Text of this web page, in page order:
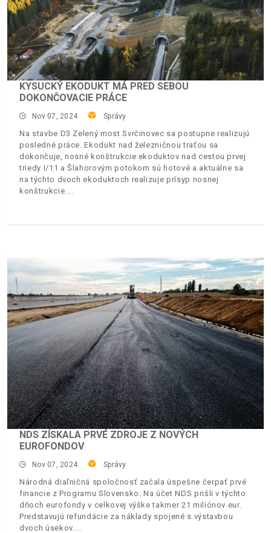
KYSUCKÝ EKODUKT MÁ PRED SEBOU
DOKONČOVACIE PRÁCE
Nov 07, 2024 Správy
Na stavbe D3 Zelený most Svrčinovec sa postupne realizujú
posledné práce. Ekodukt nad železničnou traťou sa
dokončuje, nosné konštrukcie ekoduktov nad cestou prvej
triedy I/11 a Šlahorovým potokom sú hotové a aktuálne sa
na týchto dvoch ekoduktoch realizuje prísyp nosnej
konštrukcie.
NDS ZÍSKALA PRVÉ ZDROJE Z NOVÝCH
EUROFONDOV
Nov 07, 2024 Správy
Národná diaľničná spoločnosť začala úspešne čerpať prvé
financie z Programu Slovensko. Na účet NDS prišli v týchto
dňoch eurofondy v celkovej výške takmer 21 miliónov eur.
Predstavujú refundácie za náklady spojené s výstavbou
dvoch úsekov.